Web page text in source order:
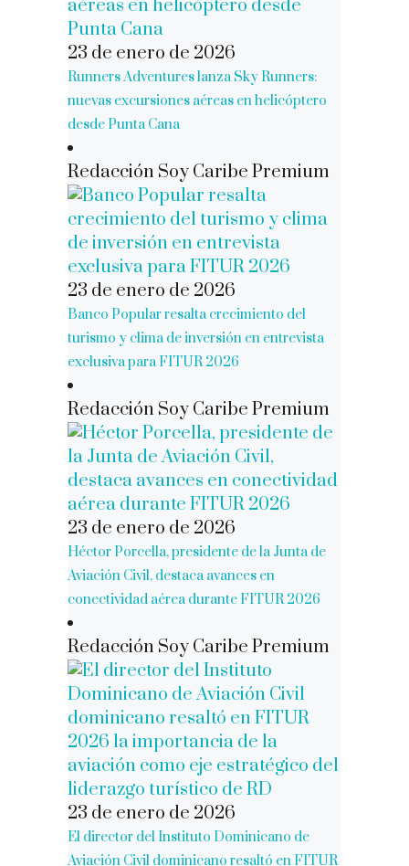
23 de enero de 2026
Runners Adventures lanza Sky Runners:
nuevas excursiones aéreas en helicóptero
desde Punta Cana
Redacción Soy Caribe Premium
23 de enero de 2026
Banco Popular resalta crecimiento del
turismo y clima de inversión en entrevista
exclusiva para FITUR 2026
Redacción Soy Caribe Premium
23 de enero de 2026
Héctor Porcella, presidente de la Junta de
Aviación Civil, destaca avances en
conectividad aérea durante FITUR 2026
Redacción Soy Caribe Premium
23 de enero de 2026
El director del Instituto Dominicano de
Aviación Civil dominicano resaltó en FITUR